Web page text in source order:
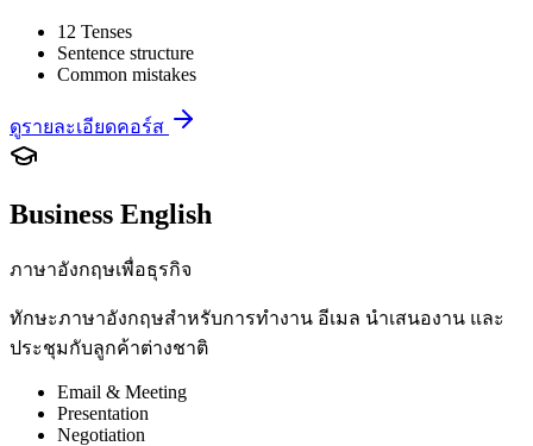
12 Tenses
Sentence structure
Common mistakes
ดูรายละเอียดคอร์ส
Business English
ภาษาอังกฤษเพื่อธุรกิจ
ทักษะภาษาอังกฤษสำหรับการทำงาน อีเมล นำเสนองาน และ
ประชุมกับลูกค้าต่างชาติ
Email & Meeting
Presentation
Negotiation